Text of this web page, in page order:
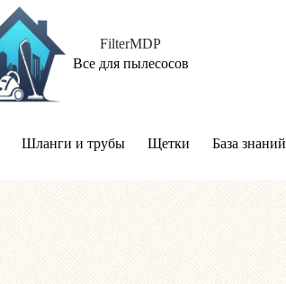
FilterMDP
Все для пылесосов
Шланги и трубы Щетки База знаний